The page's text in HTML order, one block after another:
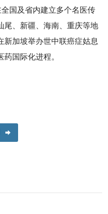
国及省内建立多个名医传
尾、新疆、海南、重庆等地
新加坡举办世中联癌症姑息
国际化进程。